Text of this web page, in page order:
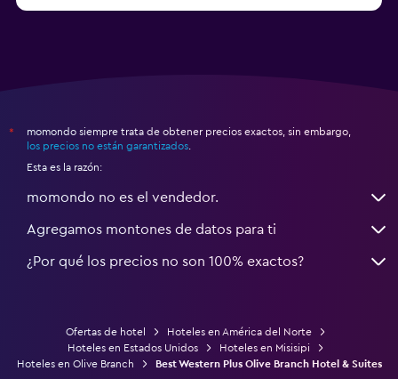
*
momondo siempre trata de obtener precios exactos, sin embargo,
los precios no están garantizados
Esta es la razón:
momondo no es el vendedor.
Agregamos montones de datos para ti
¿Por qué los precios no son 100% exactos?
Ofertas de hotel
Hoteles en América del Norte
Hoteles en Estados Unidos
Hoteles en Misisipi
Hoteles en Olive Branch
Best Western Plus Olive Branch Hotel & Suites